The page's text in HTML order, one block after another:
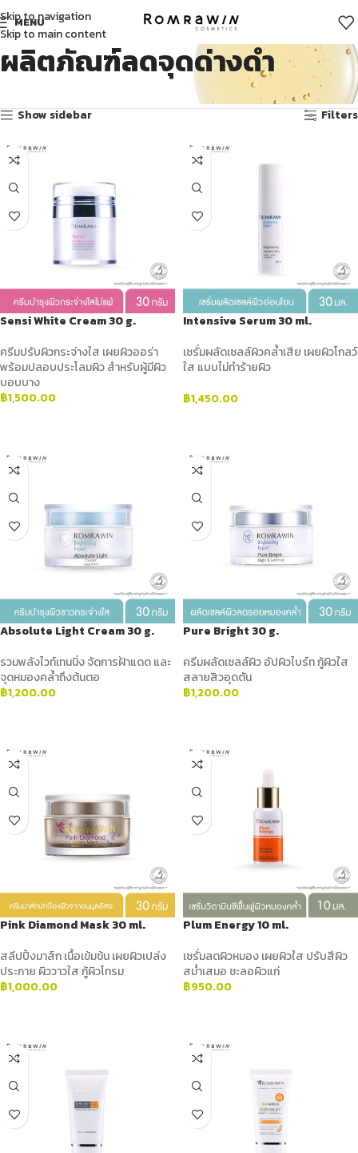
Skip to navigation
Skip to main content
MENU
ผลิตภัณฑ์ลดจุดด่างดํา
Show sidebar
Filters
Sensi White Cream 30 g.
ครีมปรับผิวกระจ่างใส เผยผิวออร่า
พร้อมปลอบประโลมผิว สำหรับผู้มีผิว
บอบบาง
฿1,500.00
Intensive Serum 30 ml.
เซรั่มผลัดเซลล์ผิวคล้ำเสีย เผยผิวโกลว์
ใส แบบไม่ทำร้ายผิว
฿1,450.00
Absolute Light Cream 30 g.
รวมพลังไวท์เทนนิ่ง จัดการฝ้าแดด และ
จุดหมองคล้ำถึงต้นตอ
฿1,200.00
Pure Bright 30 g.
ครีมผลัดเซลล์ผิว อัปผิวไบร์ท กู้ผิวใส
สลายสิวอุดตัน
฿1,200.00
Pink Diamond Mask 30 ml.
สลีปปิ้งมาส์ก เนื้อเข้มข้น เผยผิวเปล่ง
ประกาย ผิววาวใส กู้ผิวโทรม
฿1,000.00
Plum Energy 10 ml.
เซรั่มลดผิวหมอง เผยผิวใส ปรับสีผิว
สม่ำเสมอ ชะลอผิวแก่
฿950.00